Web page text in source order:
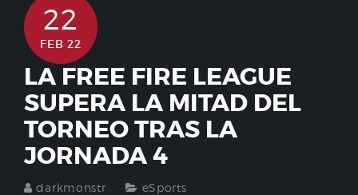
22
FEB 22
LA FREE FIRE LEAGUE
SUPERA LA MITAD DEL
TORNEO TRAS LA
JORNADA 4
darkmonstr eSports